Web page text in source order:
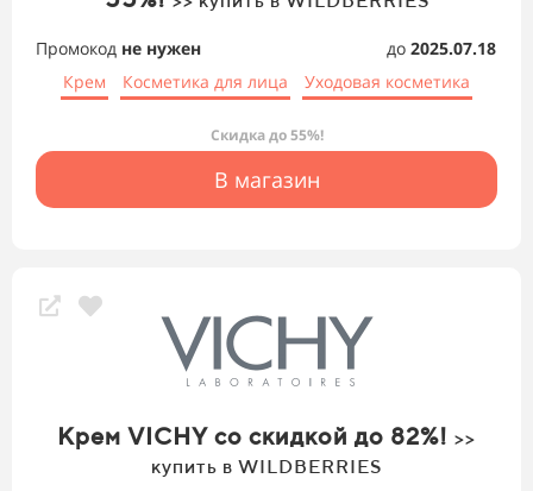
Промокод не нужен до 2025.07.18
Крем
Косметика для лица Уходовая косметика
Скидка до 55%!
В магазин
Крем VICHY со скидкой до 82%! >>
купить в WILDBERRIES